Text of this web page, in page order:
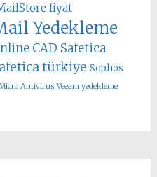
fiyat
Yedekleme
CAD Safetica
türkiye Sophos
Antivirus Veeam yedekleme